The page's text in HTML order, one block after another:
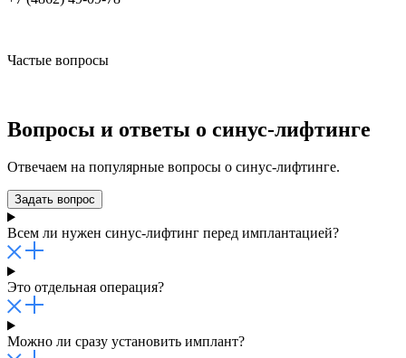
Частые вопросы
Вопросы и ответы о синус-лифтинге
Отвечаем на популярные вопросы о синус-лифтинге.
Задать вопрос
Всем ли нужен синус-лифтинг перед имплантацией?
Это отдельная операция?
Можно ли сразу установить имплант?